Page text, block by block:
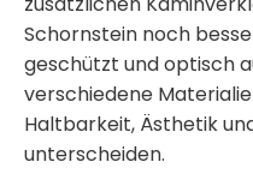
Schornstein noch
geschützt und optisch
verschiedene
Haltbarkeit, Ästhetik
unterscheiden.